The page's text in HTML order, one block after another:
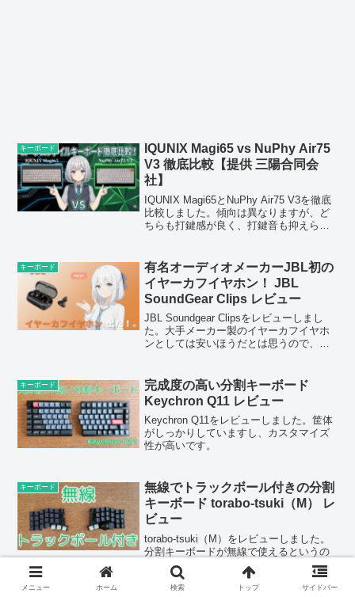
キーボード
IQUNIX Magi65 vs NuPhy Air75
V3 徹底比較【提供 三陽合同会
社】
IQUNIX Magi65とNuPhy Air75 V3を徹底
比較しました。傾向は異なりますが、ど
ちらも打鍵感が良く、打鍵音も抑えられ
キーボード
有名オーディオメーカーJBL初の
イヤーカフイヤホン！ JBL
SoundGear Clips レビュー
JBL Soundgear Clipsをレビューしまし
た。大手メーカー製のイヤーカフイヤホ
ンとしては安いほうだとは思うので、有
キーボード
完成度の高い分割キーボード
Keychron Q11 レビュー
Keychron Q11をレビューしました。筐体
がしっかりしていますし、カスタマイズ
性が高いです。
キーボード
無線でトラックボール付きの分割
キーボード torabo-tsuki（M） レ
ビュー
torabo-tsuki（M）をレビューしました。
分割キーボードが無線で使えるというの
はかなり魅力的でしたが、肝心の無線接
続が不安定で、使いにくいと感じてしま
いました。
メニュー ホーム 検索 トップ サイドバー